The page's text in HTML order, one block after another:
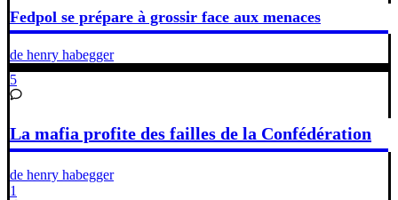
Fedpol se prépare à grossir face aux menaces
de henry habegger
5
La mafia profite des failles de la Confédération
de henry habegger
1